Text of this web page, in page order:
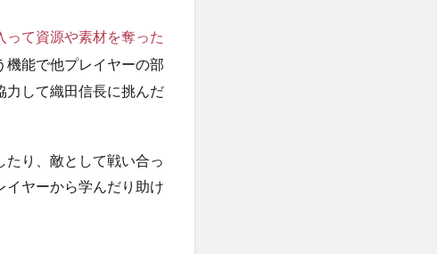
て資源や素材を奪った
機能で他プレイヤーの部
力して織田信長に挑んだ
り、敵として戦い合っ
イヤーから学んだり助け